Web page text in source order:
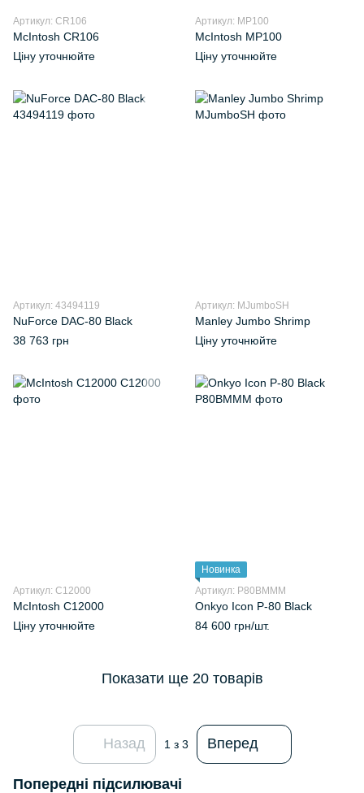
Артикул: CR106
McIntosh CR106
Ціну уточнюйте
Артикул: MP100
McIntosh MP100
Ціну уточнюйте
Артикул: 43494119
NuForce DAC-80 Black
38 763 грн
Артикул: MJumboSH
Manley Jumbo Shrimp
Ціну уточнюйте
Артикул: C12000
McIntosh C12000
Ціну уточнюйте
Новинка
Артикул: P80BMMM
Onkyo Icon P-80 Black
84 600 грн/шт.
Показати ще 20 товарів
Назад 1 з 3 Вперед
Попередні підсилювачі